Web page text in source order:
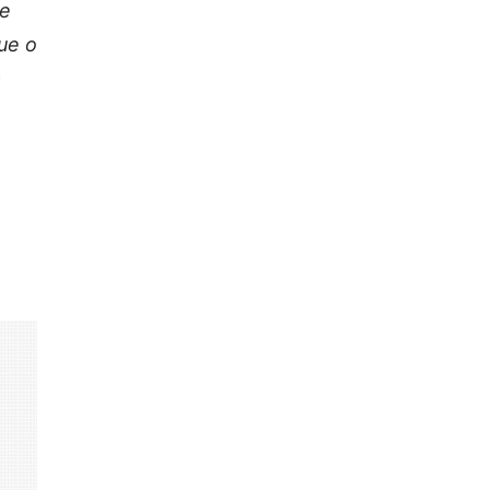
o